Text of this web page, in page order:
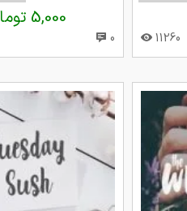
11260
5,000 تومان
0